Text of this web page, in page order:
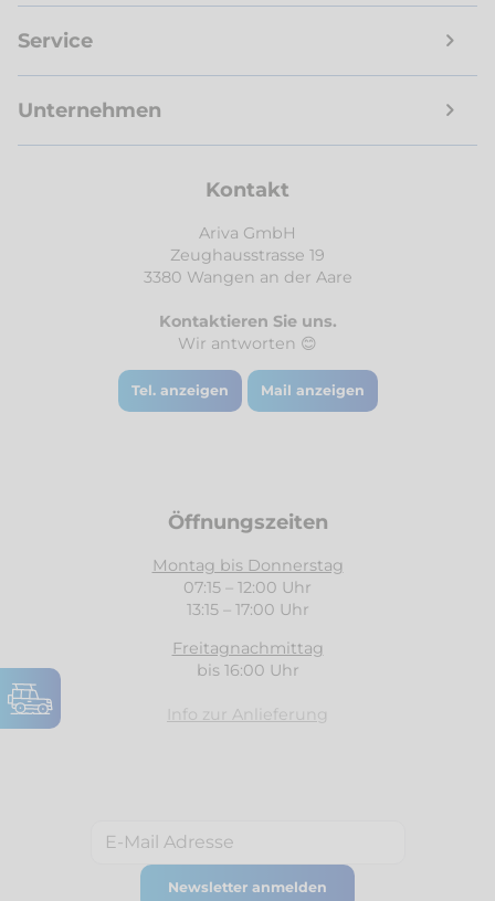
Service
Unternehmen
Kontakt
Ariva GmbH
Zeughausstrasse 19
3380 Wangen an der Aare
Kontaktieren Sie uns.
Wir antworten 😊
Tel. anzeigen Mail anzeigen
Öffnungszeiten
Montag bis Donnerstag
07:15 – 12:00 Uhr
13:15 – 17:00 Uhr
Freitagnachmittag
bis 16:00 Uhr
Info zur Anlieferung